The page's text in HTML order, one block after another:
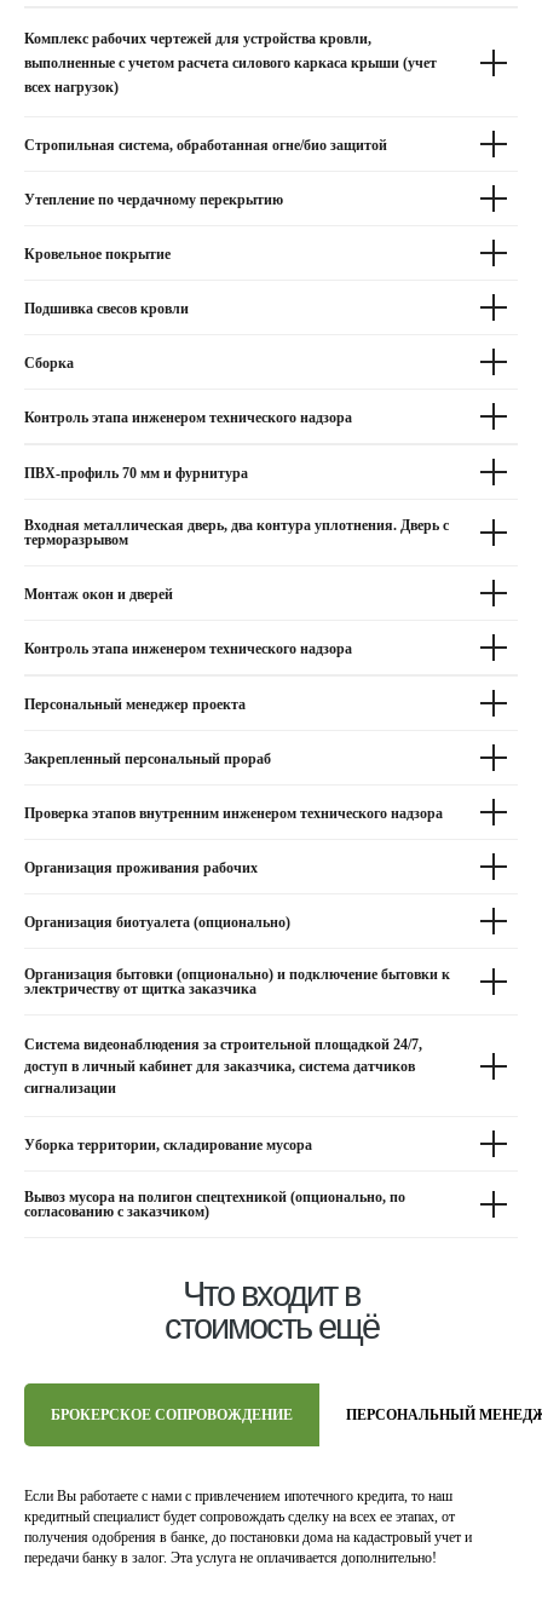
Комплекс рабочих чертежей для устройства кровли,
выполненные с учетом расчета силового каркаса крыши (учет
всех нагрузок)
Стропильная система, обработанная огне/био защитой
Утепление по чердачному перекрытию
Кровельное покрытие
Подшивка свесов кровли
Сборка
Контроль этапа инженером технического надзора
ПВХ-профиль 70 мм и фурнитура
Входная металлическая дверь, два контура уплотнения. Дверь с
терморазрывом
Монтаж окон и дверей
Контроль этапа инженером технического надзора
Персональный менеджер проекта
Закрепленный персональный прораб
Проверка этапов внутренним инженером технического надзора
Организация проживания рабочих
Организация биотуалета (опционально)
Организация бытовки (опционально) и подключение бытовки к
электричеству от щитка заказчика
Система видеонаблюдения за строительной площадкой 24/7,
доступ в личный кабинет для заказчика, система датчиков
сигнализации
Уборка территории, складирование мусора
Вывоз мусора на полигон спецтехникой (опционально, по
согласованию с заказчиком)
Что входит в
стоимость ещё
БРОКЕРСКОЕ СОПРОВОЖДЕНИЕ ПЕРСОНАЛЬНЫЙ
Если Вы работаете с нами с привлечением ипотечного кредита, то наш
кредитный специалист будет сопровождать сделку на всех ее этапах, от
получения одобрения в банке, до постановки дома на кадастровый учет и
передачи банку в залог. Эта услуга не оплачивается дополнительно!
+7 (4912) 99-00-90
Политика конфиденциальности
ОТВЕЧАЕМ БЫСТРО,